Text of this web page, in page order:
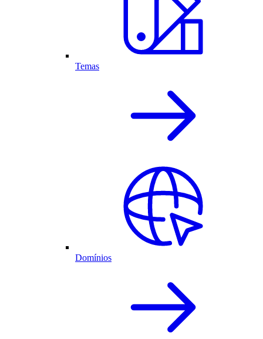
Temas
Domínios